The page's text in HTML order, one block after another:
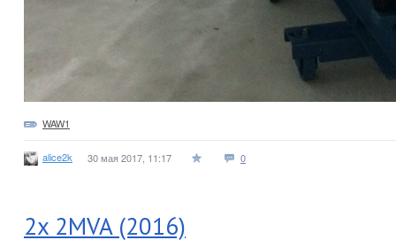
WAW1
alice2k 30 мая 2017, 11:17 0
2x 2MVA (2016)